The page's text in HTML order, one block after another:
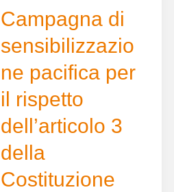
Campagna di
sensibilizzazio
ne pacifica per
il rispetto
dell’articolo 3
della
Costituzione
dell’articolo
3
Costituzione